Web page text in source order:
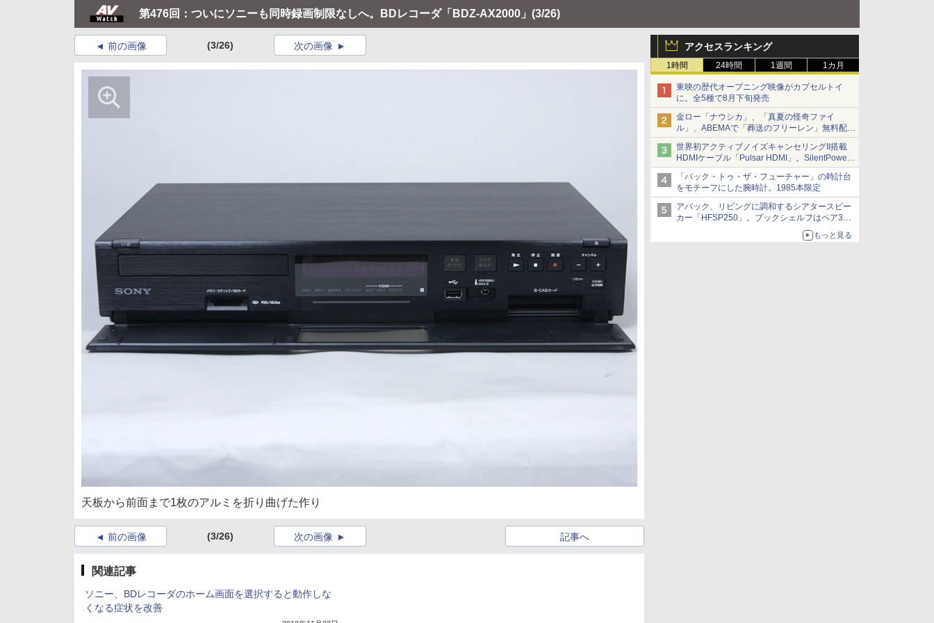
第476回：ついにソニーも同時録画制限なしへ。BDレコーダ「BDZ-AX2000」 (3/26)
アクセスランキング
1時間 24時間 1週間 1カ月
東映の歴代オープニング映像がカプセルトイ
に。全5種で8月下旬発売
金ロー「ナウシカ」、「真夏の怪奇ファイ
ル」、ABEMAで「葬送のフリーレン」無料配信
など。夏の特番・配信情報
世界初アクティブノイズキャンセリングII搭載
HDMIケーブル「Pulsar HDMI」。SilentPower
から
「バック・トゥ・ザ・フューチャー」の時計台
をモチーフにした腕時計。1985本限定
アバック、リビングに調和するシアタースピー
カー「HFSP250」。ブックシェルフはペア3万
もっと見る
前の画像 (3/26) 次の画像
天板から前面まで1枚のアルミを折り曲げた作り
前の画像 (3/26) 記事へ
次の画像
関連記事
ソニー、BDレコーダのホーム画面を選択すると動作しな
くなる症状を改善